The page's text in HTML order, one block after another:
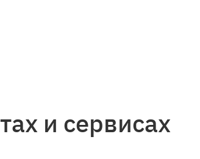
и сервисах